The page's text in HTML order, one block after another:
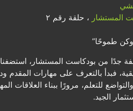
المستشار ، حلقة رقم ٢
وكن طموحًا”
جدًا من بودكاست المستشار،
فبدأ بالتعرف على مهارات المقدم
للتعلم، مرورًا ببناء العلاقات
الجيد.